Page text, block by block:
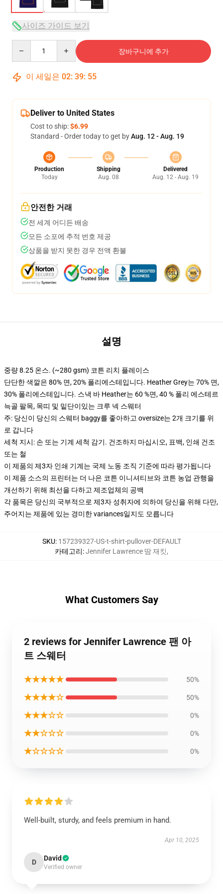
사이즈 가이드 보기
장바구니에 추가
이 세일은 02: 39: 54
Deliver to United States
Cost to ship:$6.99
Standard - Order today to get byAug. 12 - Aug. 19
Production
Today
Shipping
Aug. 08
Delivered
Aug. 12 - Aug. 19
안전한 거래
전 세계 어디든 배송
모든 소포에 추적 번호 제공
상품을 받지 못한 경우 전액 환불
설명
중량 8.25 온스. (~280 gsm) 코튼 리치 플레이스
단단한 색깔은 80% 면, 20% 폴리에스테입니다. Heather Grey는 70% 면,
30% 폴리에스테입니다. 스낵 바 Heather는 60 %면, 40 % 폴리 에스테르
늑골 팔목, 목띠 및 밑단이있는 크루 넥 스웨터
주: 당신이 당신의 스웨터 baggy를 좋아하고 oversize는 2개 크기를 위
로 갑니다
세척 지시: 손 또는 기계 세척 감기. 건조하지 마십시오, 표백, 인쇄 건조
또는 철
이 제품의 제3자 인쇄 기계는 국제 노동 조직 기준에 따라 평가됩니다
이 제품 소스의 프린터는 더 나은 코튼 이니셔티브와 코튼 농업 관행을
개선하기 위해 최선을 다하고 제조업체의 공백
각 품목은 당신의 국부적으로 제3자 성취자에 의하여 당신을 위해 다만,
주어지는 제품에 있는 경미한 variances일지도 모릅니다
SKU: 157239327-US-t-shirt-pullover-DEFAULT
카테고리:Jennifer Lawrence 땀 재킷,
What Customers Say
2 reviews for Jennifer Lawrence 팬 아
트 스웨터
★★★★★ 50%
★★★★☆ 50%
★★★☆☆ 0%
★★☆☆☆ 0%
★☆☆☆☆ 0%
Well-built, sturdy, and feels premium in hand.
Apr 10, 2025
D David
Verified owner